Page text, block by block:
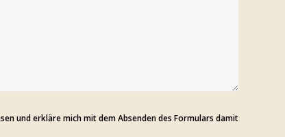
und erkläre mich mit dem Absenden des Formulars damit